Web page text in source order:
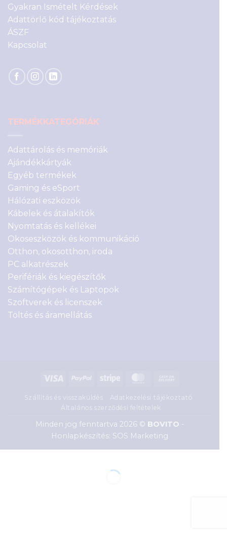
Gyakran Ismételt Kérdések
Adattörlő kód tájékoztatás
ÁSZF
Kapcsolat
TERMÉKKATEGÓRIÁK
Adattárolás és memóriák
Ajándékkártyák
Egyéb termékek
Gaming és eSport
Hálózati eszközök
Kábelek és átalakítók
Nyomtatás és kellékei
Okoseszközök és kommunikáció
Otthon, okosotthon, iroda
PC alkatrészek
Perifériák és kiegészítők
Számítógépek és Laptopok
Szoftverek és licenszek
Töltés és áramellátás
Visa PayPal Stripe MasterCard
Delivery
Szállítás és visszaküldés
Adatkezelési tájékoztató
Általános szerződési feltételek
Minden jog fenntartva 2026 © BOVITO -
Honlapkészítés: SOS Marketing